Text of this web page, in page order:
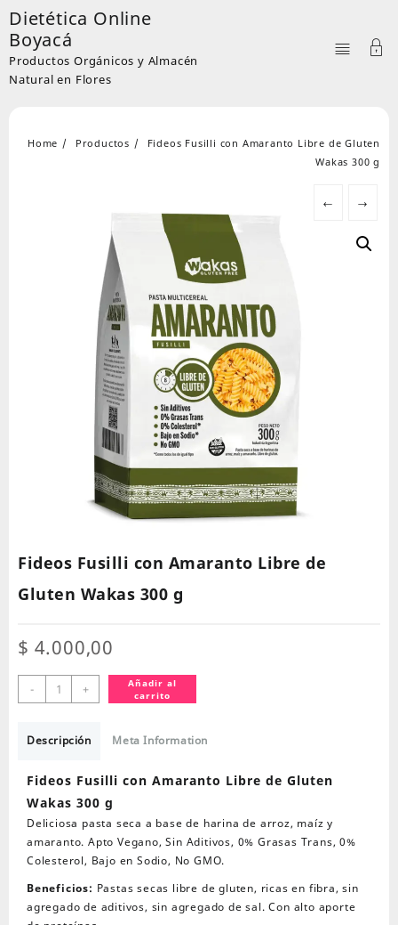
Skip
to
content
Dietética Online
Boyacá
Productos Orgánicos y Almacén
Natural en Flores
Home Productos
Fideos Fusilli con Amaranto Libre de Gluten
Wakas 300 g
← →
Fideos Fusilli con Amaranto Libre de
Gluten Wakas 300 g
$ 4.000,00
-
Fideos
Fusilli
Amaranto
de
Gluten
cantidad
+
Añadir al
carrito
Descripción Meta Information
Fideos Fusilli con Amaranto Libre de Gluten
Wakas 300 g
Deliciosa pasta seca a base de harina de arroz, maíz y
amaranto. Apto Vegano, Sin Aditivos, 0% Grasas Trans, 0%
Colesterol, Bajo en Sodio, No GMO.
Beneficios: Pastas secas libre de gluten, ricas en fibra, sin
agregado de aditivos, sin agregado de sal. Con alto aporte